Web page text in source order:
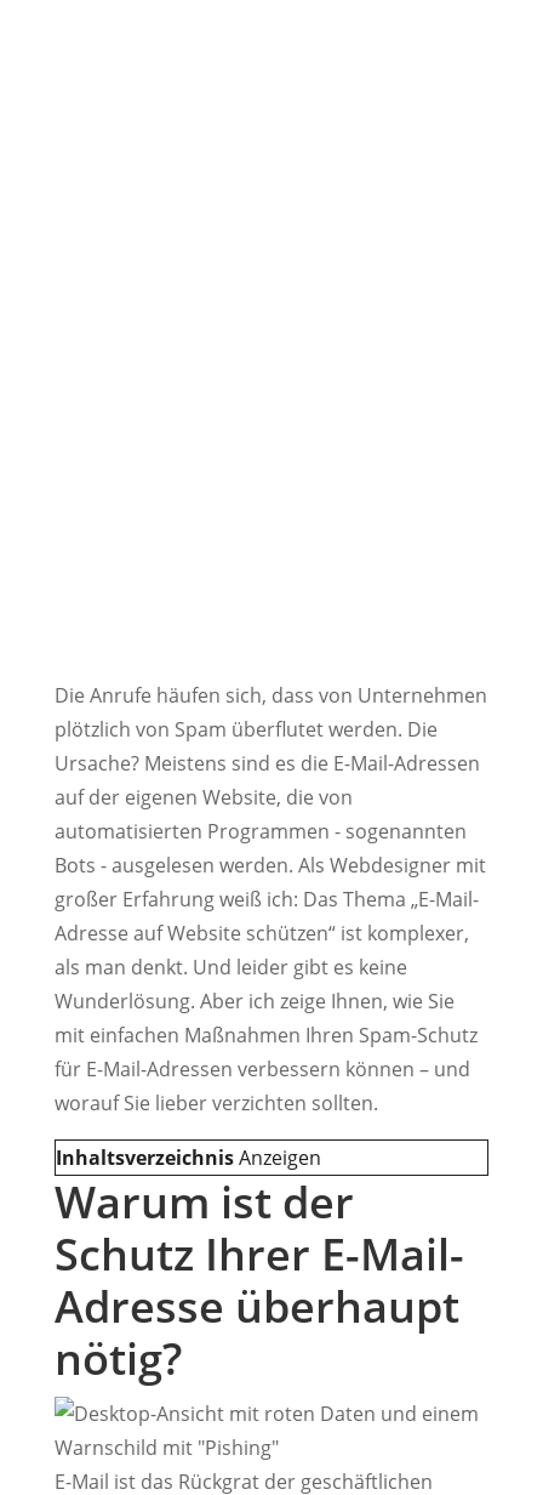
Die Anrufe häufen sich, dass von Unternehmen
plötzlich von Spam überflutet werden. Die
Ursache? Meistens sind es die E-Mail-Adressen
auf der eigenen Website, die von
automatisierten Programmen - sogenannten
Bots - ausgelesen werden. Als Webdesigner mit
großer Erfahrung weiß ich: Das Thema „E-Mail-
Adresse auf Website schützen“ ist komplexer,
als man denkt. Und leider gibt es keine
Wunderlösung. Aber ich zeige Ihnen, wie Sie
mit einfachen Maßnahmen Ihren Spam-Schutz
für E-Mail-Adressen verbessern können – und
worauf Sie lieber verzichten sollten.
InhaltsverzeichnisAnzeigen
Warum ist der
Schutz Ihrer E-Mail-
Adresse überhaupt
nötig?
E-Mail ist das Rückgrat der geschäftlichen